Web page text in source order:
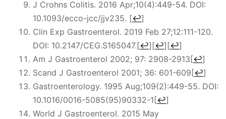
J Crohns Colitis. 2016 Apr;10(4):449-54. DOI:
10.1093/ecco-jcc/jjv235. [↩]
Clin Exp Gastroenterol. 2019 Feb 27;12:111-120.
DOI: 10.2147/CEG.S165047.[↩] [↩] [↩]
Am J Gastroenterol 2002; 97: 2908-2913[↩]
Scand J Gastroenterol 2001; 36: 601-609[↩]
Gastroenterology. 1995 Aug;109(2):449-55. DOI:
10.1016/0016-5085(95)90332-1[↩]
World J Gastroenterol. 2015 May